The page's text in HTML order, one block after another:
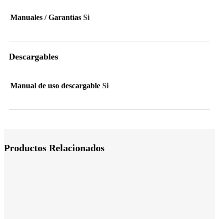
Manuales / Garantías Si
Descargables
Manual de uso descargable Si
Productos Relacionados